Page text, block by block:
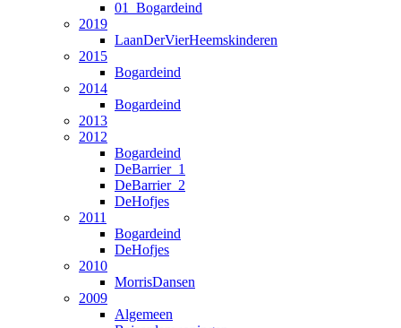
01_Bogardeind
2019
LaanDerVierHeemskinderen
2015
Bogardeind
2014
Bogardeind
2013
2012
Bogardeind
DeBarrier_1
DeBarrier_2
DeHofjes
2011
Bogardeind
DeHofjes
2010
MorrisDansen
2009
Algemeen